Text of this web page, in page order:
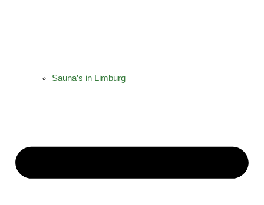
Sauna’s in Limburg